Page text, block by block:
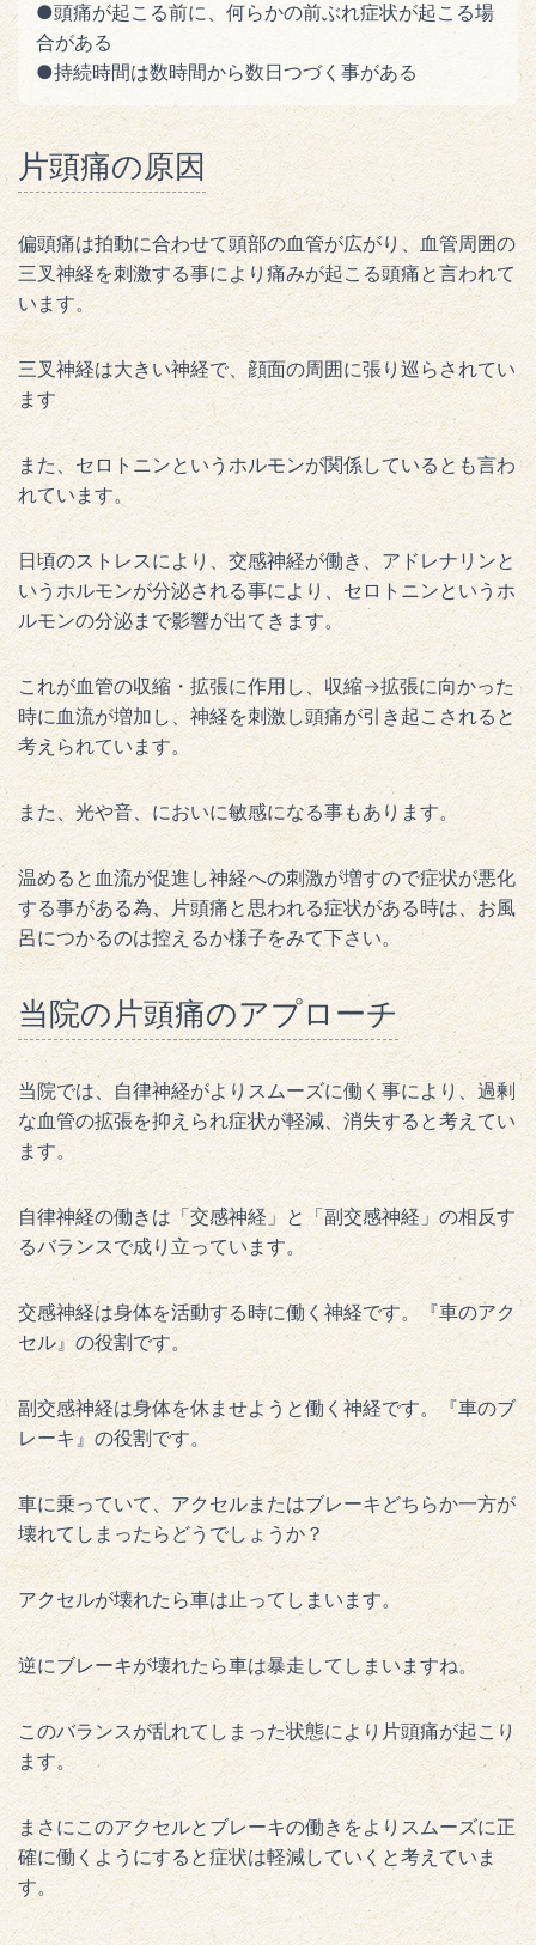
●頭痛が起こる前に、何らかの前ぶれ症状が起こる場
合がある
●持続時間は数時間から数日つづく事がある
片頭痛の原因
偏頭痛は拍動に合わせて頭部の血管が広がり、血管周囲の
三叉神経を刺激する事により痛みが起こる頭痛と言われて
います。
三叉神経は大きい神経で、顔面の周囲に張り巡らされてい
ます
また、セロトニンというホルモンが関係しているとも言わ
れています。
日頃のストレスにより、交感神経が働き、アドレナリンと
いうホルモンが分泌される事により、セロトニンというホ
ルモンの分泌まで影響が出てきます。
これが血管の収縮・拡張に作用し、収縮→拡張に向かった
時に血流が増加し、神経を刺激し頭痛が引き起こされると
考えられています。
また、光や音、においに敏感になる事もあります。
温めると血流が促進し神経への刺激が増すので症状が悪化
する事がある為、片頭痛と思われる症状がある時は、お風
呂につかるのは控えるか様子をみて下さい。
当院の片頭痛のアプローチ
当院では、自律神経がよりスムーズに働く事により、過剰
な血管の拡張を抑えられ症状が軽減、消失すると考えてい
ます。
自律神経の働きは「交感神経」と「副交感神経」の相反す
るバランスで成り立っています。
交感神経は身体を活動する時に働く神経です。『車のアク
セル』の役割です。
副交感神経は身体を休ませようと働く神経です。『車のブ
レーキ』の役割です。
車に乗っていて、アクセルまたはブレーキどちらか一方が
壊れてしまったらどうでしょうか？
アクセルが壊れたら車は止ってしまいます。
逆にブレーキが壊れたら車は暴走してしまいますね。
このバランスが乱れてしまった状態により片頭痛が起こり
ます。
まさにこのアクセルとブレーキの働きをよりスムーズに正
確に働くようにすると症状は軽減していくと考えていま
す。